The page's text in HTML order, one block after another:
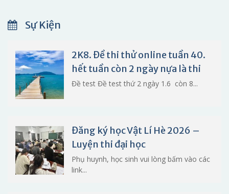
Sự Kiện
2K8. Đề thi thử online tuần 40.
hết tuần còn 2 ngày nựa là thi
Đề test Đề test thứ 2 ngày 1.6 còn 8...
Đăng ký học Vật Lí Hè 2026 –
Luyện thi đại học
Phụ huynh, học sinh vui lòng bấm vào các
link...